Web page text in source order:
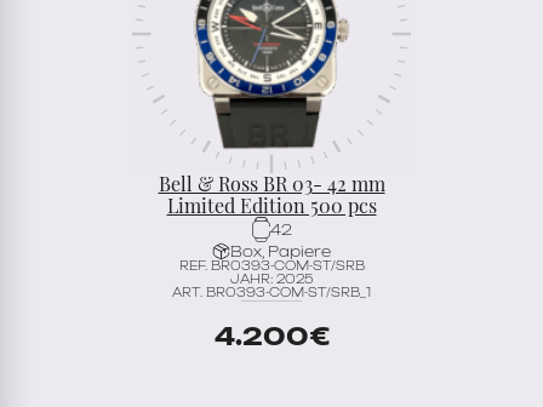
Bell & Ross BR 03- 42 mm
Limited Edition 500 pcs
42
Box, Papiere
REF. BR0393-COM-ST/SRB
JAHR: 2025
ART. BR0393-COM-ST/SRB_1
4.200€